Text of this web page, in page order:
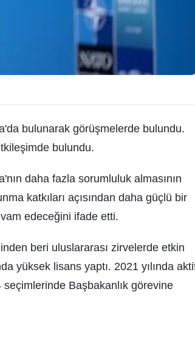
bulunarak görüşmelerde bulundu.
bulundu.
daha fazla sorumluluk almasının
katkıları açısından daha güçlü bir
edeceğini ifade etti.
beri uluslararası zirvelerde etkin
yüksek lisans yaptı. 2021 yılında
Başbakanlık görevine